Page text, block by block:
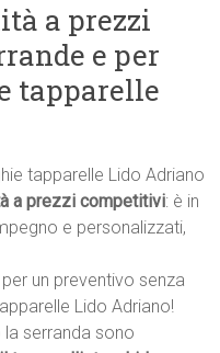
a prezzi
e per
tapparelle
tapparelle Lido Adriano
a prezzi competitivi: è in
e personalizzati,
per un preventivo senza
Lido Adriano!
serranda sono